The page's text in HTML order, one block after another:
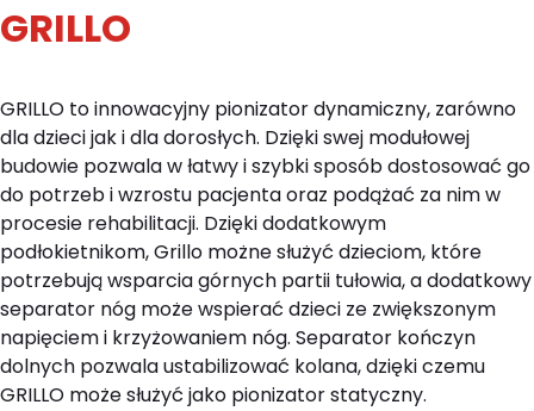
GRILLO
GRILLO to innowacyjny pionizator dynamiczny, zarówno
dla dzieci jak i dla dorosłych. Dzięki swej modułowej
budowie pozwala w łatwy i szybki sposób dostosować go
do potrzeb i wzrostu pacjenta oraz podążać za nim w
procesie rehabilitacji. Dzięki dodatkowym
podłokietnikom, Grillo możne służyć dzieciom, które
potrzebują wsparcia górnych partii tułowia, a dodatkowy
separator nóg może wspierać dzieci ze zwiększonym
napięciem i krzyżowaniem nóg. Separator kończyn
dolnych pozwala ustabilizować kolana, dzięki czemu
GRILLO może służyć jako pionizator statyczny.